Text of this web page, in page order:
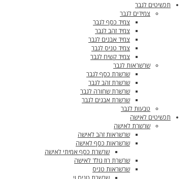
תכשיטים לגבר
צמידים לגבר
צמיד כסף לגבר
צמיד זהב לגבר
צמיד אבנים לגבר
צמיד טניס לגבר
צמיד קשיח לגבר
שרשראות לגבר
שרשרת כסף לגבר
שרשרת זהב לגבר
שרשרת שחורה לגבר
שרשרת אבנים לגבר
טבעות לגבר
תכשיטים לאישה
שרשרת לאישה
שרשראות זהב לאישה
שרשראות כסף לאישה
שרשרת כסף אמיתי לאישה
שרשרת רוז גולד לאישה
שרשראות טניס